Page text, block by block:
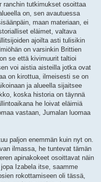
ranchin tutkimukset osoittaa
on, sen avautuessa
maan materiaan, ei
eläimet, valtava
ajoilta asti tulisikin
on varsinkin Brittien
se että kivimuurit taltioi
voi aistia aisteilla jotka ovat
on kirottua, ilmeisesti se on
ja alueella sijaitsee
koska historia on täynnä
he loivat eläimiä
vastaan, Jumalan luomaa
paljon enemmän kuin nyt on.
ilmassa, he tuntevat tämän
apinakokeet osoittavat näin
Izabela itse, saamme
rokottamiseen oli tässä,